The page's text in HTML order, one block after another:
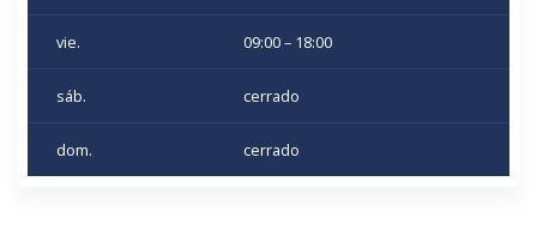
vie. 09:00 – 18:00
sáb. cerrado
dom. cerrado